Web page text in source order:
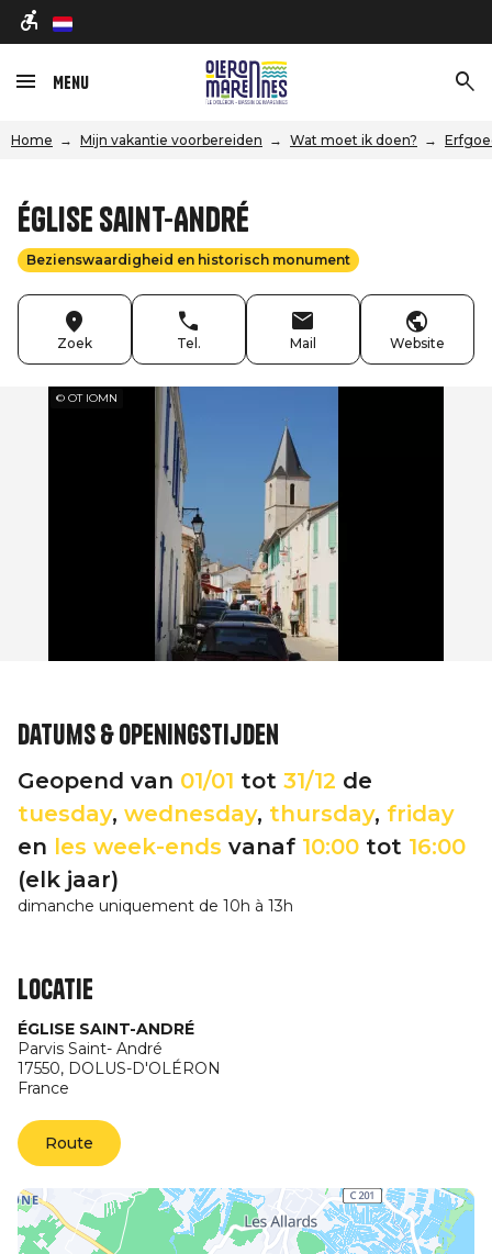
nl
Menu
Home Mijn vakantie voorbereiden Wat moet ik doen?
Église Saint-André
Bezienswaardigheid en historisch monument
Zoek Tel. Mail Website
© OT IOMN
Datums & openingstijden
Geopend van 01/01 tot 31/12 de
tuesday, wednesday, thursday, friday
en les week-ends vanaf 10:00 tot 16:00
(elk jaar)
dimanche uniquement de 10h à 13h
Locatie
ÉGLISE SAINT-ANDRÉ
Parvis Saint- André
17550, DOLUS-D'OLÉRON
France
Route